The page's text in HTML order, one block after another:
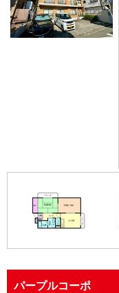
パープルコーポ